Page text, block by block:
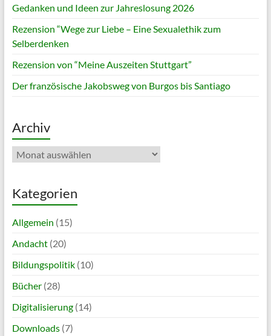
Gedanken und Ideen zur Jahreslosung 2026
Rezension “Wege zur Liebe – Eine Sexualethik zum
Selberdenken
Rezension von “Meine Auszeiten Stuttgart”
Der französische Jakobsweg von Burgos bis Santiago
Archiv
Archiv
Kategorien
Allgemein (15)
Andacht(20)
Bildungspolitik(10)
Bücher(28)
Digitalisierung(14)
Downloads(7)